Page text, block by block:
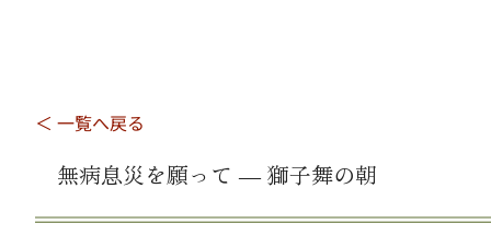
＜ 一覧へ戻る
無病息災を願って ― 獅子舞の朝